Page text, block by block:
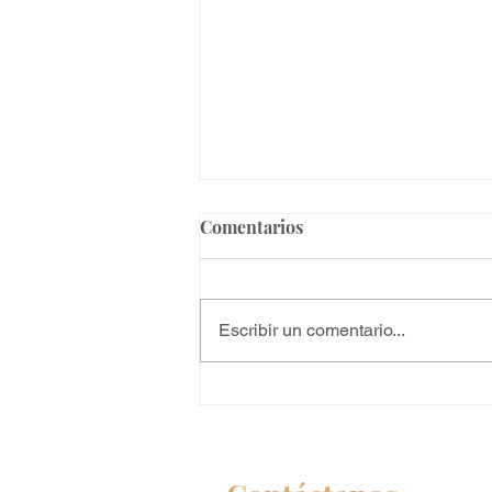
Comentarios
Escribir un comentario...